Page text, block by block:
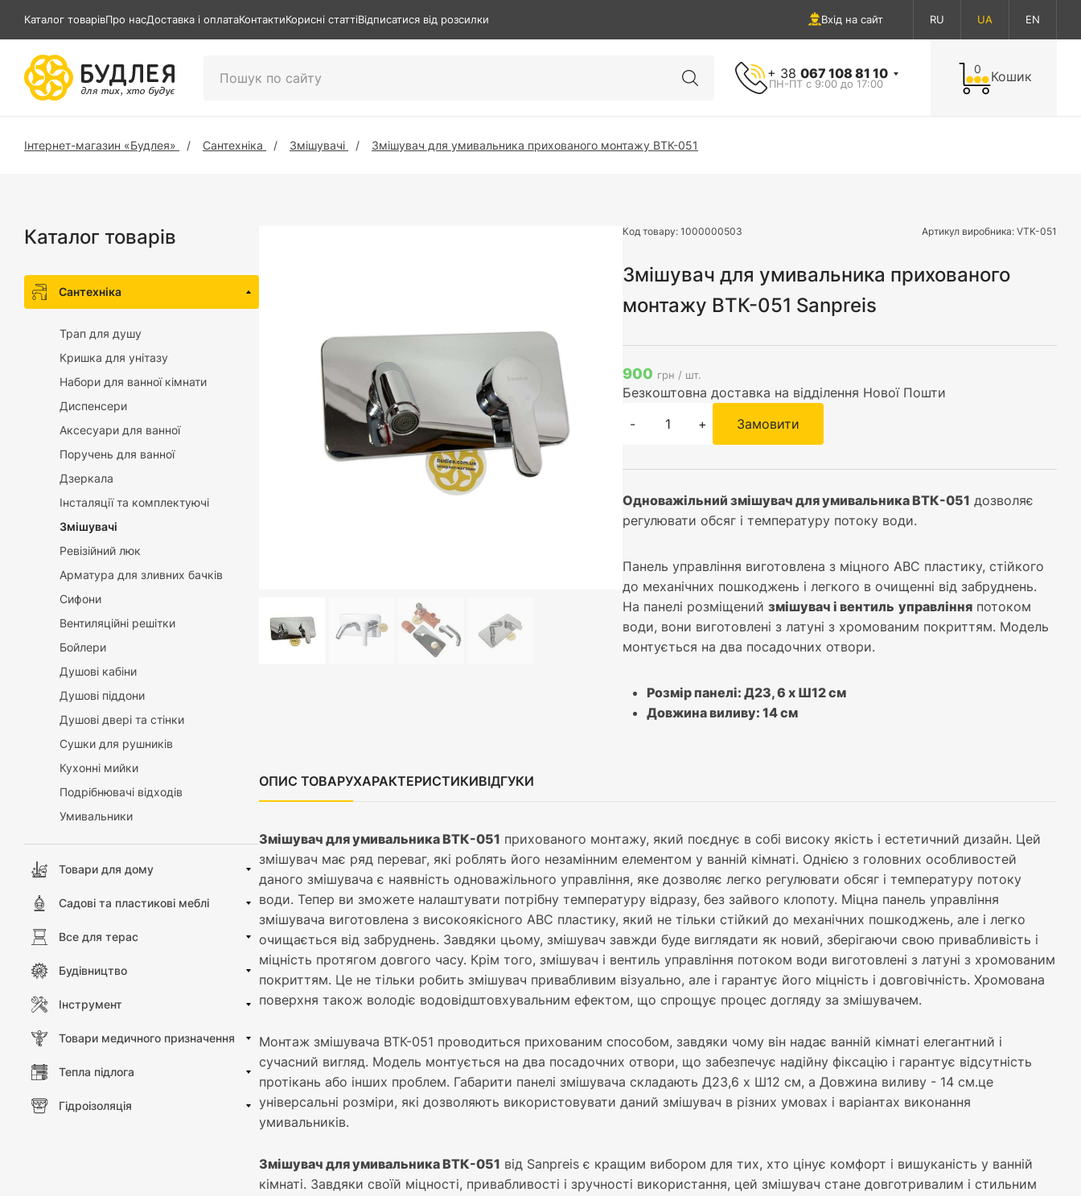
Каталог товарівПро насДоставка і оплатаКонтактиКорисні статтіВідписатися від розсилки Вхід на сайт RU UA EN
+ 38 067 108 81 10
ПН-ПТ с 9:00 до 17:00
0 Кошик
Інтернет-магазин «Будлея» Сантехніка Змішувачі Змішувач для умивальника прихованого монтажу ВТК-051
Каталог товарів
Сантехніка
Трап для душу
Кришка для унітазу
Набори для ванної кімнати
Диспенсери
Аксесуари для ванної
Поручень для ванної
Дзеркала
Інсталяції та комплектуючі
Змішувачі
Ревізійний люк
Арматура для зливних бачків
Сифони
Вентиляційні решітки
Бойлери
Душові кабіни
Душові піддони
Душові двері та стінки
Сушки для рушників
Кухонні мийки
Подрібнювачі відходів
Умивальники
Товари для дому
Садові та пластикові меблі
Все для терас
Будівництво
Інструмент
Товари медичного призначення
Тепла підлога
Гідроізоляція
Код товару:1000000503 Артикул виробника: VTK-051
Змішувач для умивальника прихованого
монтажу ВТК-051 Sanpreis
900 грн / шт.
Безкоштовна доставка на відділення Нової Пошти
-
+ Замовити
Одноважільний змішувач для умивальника ВТК-051 дозволяє
регулювати обсяг і температуру потоку води.
Панель управління виготовлена з міцного АВС пластику, стійкого
до механічних пошкоджень і легкого в очищенні від забруднень.
На панелі розміщенийзмішувач і вентиль управління потоком
води, вони виготовлені з латуні з хромованим покриттям. Модель
монтується на два посадочних отвори.
Розмір панелі: Д23, 6 х Ш12 см
Довжина виливу: 14 см
ОПИС ТОВАРУХАРАКТЕРИСТИКИВІДГУКИ
Змішувач для умивальника ВТК-051 прихованого монтажу, який поєднує в собі високу якість і естетичний дизайн. Цей
змішувач має ряд переваг, які роблять його незамінним елементом у ванній кімнаті. Однією з головних особливостей
даного змішувача є наявність одноважільного управління, яке дозволяє легко регулювати обсяг і температуру потоку
води. Тепер ви зможете налаштувати потрібну температуру відразу, без зайвого клопоту. Міцна панель управління
змішувача виготовлена з високоякісного АВС пластику, який не тільки стійкий до механічних пошкоджень, але і легко
очищається від забруднень. Завдяки цьому, змішувач завжди буде виглядати як новий, зберігаючи свою привабливість і
міцність протягом довгого часу. Крім того, змішувач і вентиль управління потоком води виготовлені з латуні з хромованим
покриттям. Це не тільки робить змішувач привабливим візуально, але і гарантує його міцність і довговічність. Хромована
поверхня також володіє водовідштовхувальним ефектом, що спрощує процес догляду за змішувачем.
Монтаж змішувача ВТК-051 проводиться прихованим способом, завдяки чому він надає ванній кімнаті елегантний і
сучасний вигляд. Модель монтується на два посадочних отвори, що забезпечує надійну фіксацію і гарантує відсутність
протікань або інших проблем. Габарити панелі змішувача складають Д23,6 х Ш12 см, а Довжина виливу - 14 см.це
універсальні розміри, які дозволяють використовувати даний змішувач в різних умовах і варіантах виконання
умивальників.
Змішувач для умивальника ВТК-051 від Sanpreis є кращим вибором для тих, хто цінує комфорт і вишуканість у ванній
кімнаті. Завдяки своїй міцності, привабливості і зручності використання, цей змішувач стане довготривалим і стильним